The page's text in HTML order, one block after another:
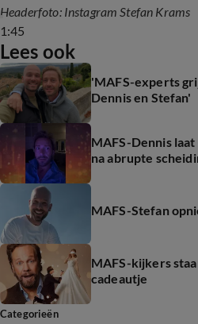
1:45
Headerfoto: Instagram Stefan Krams
Lees ook
'MAFS-experts
Dennis en Stefan'
MAFS-Dennis
na abrupte
MAFS-Stefan
MAFS-kijkers
cadeautje
Categorieën